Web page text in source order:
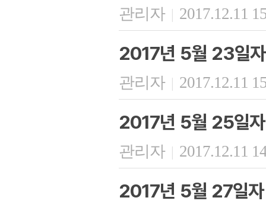
관리자 | 2017.12.11
2017년 5월 23일
관리자 | 2017.12.11
2017년 5월 25일
관리자 | 2017.12.11
2017년 5월 27일자